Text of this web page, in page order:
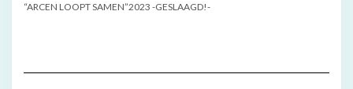
“ARCEN LOOPT SAMEN”2023 -GESLAAGD!-